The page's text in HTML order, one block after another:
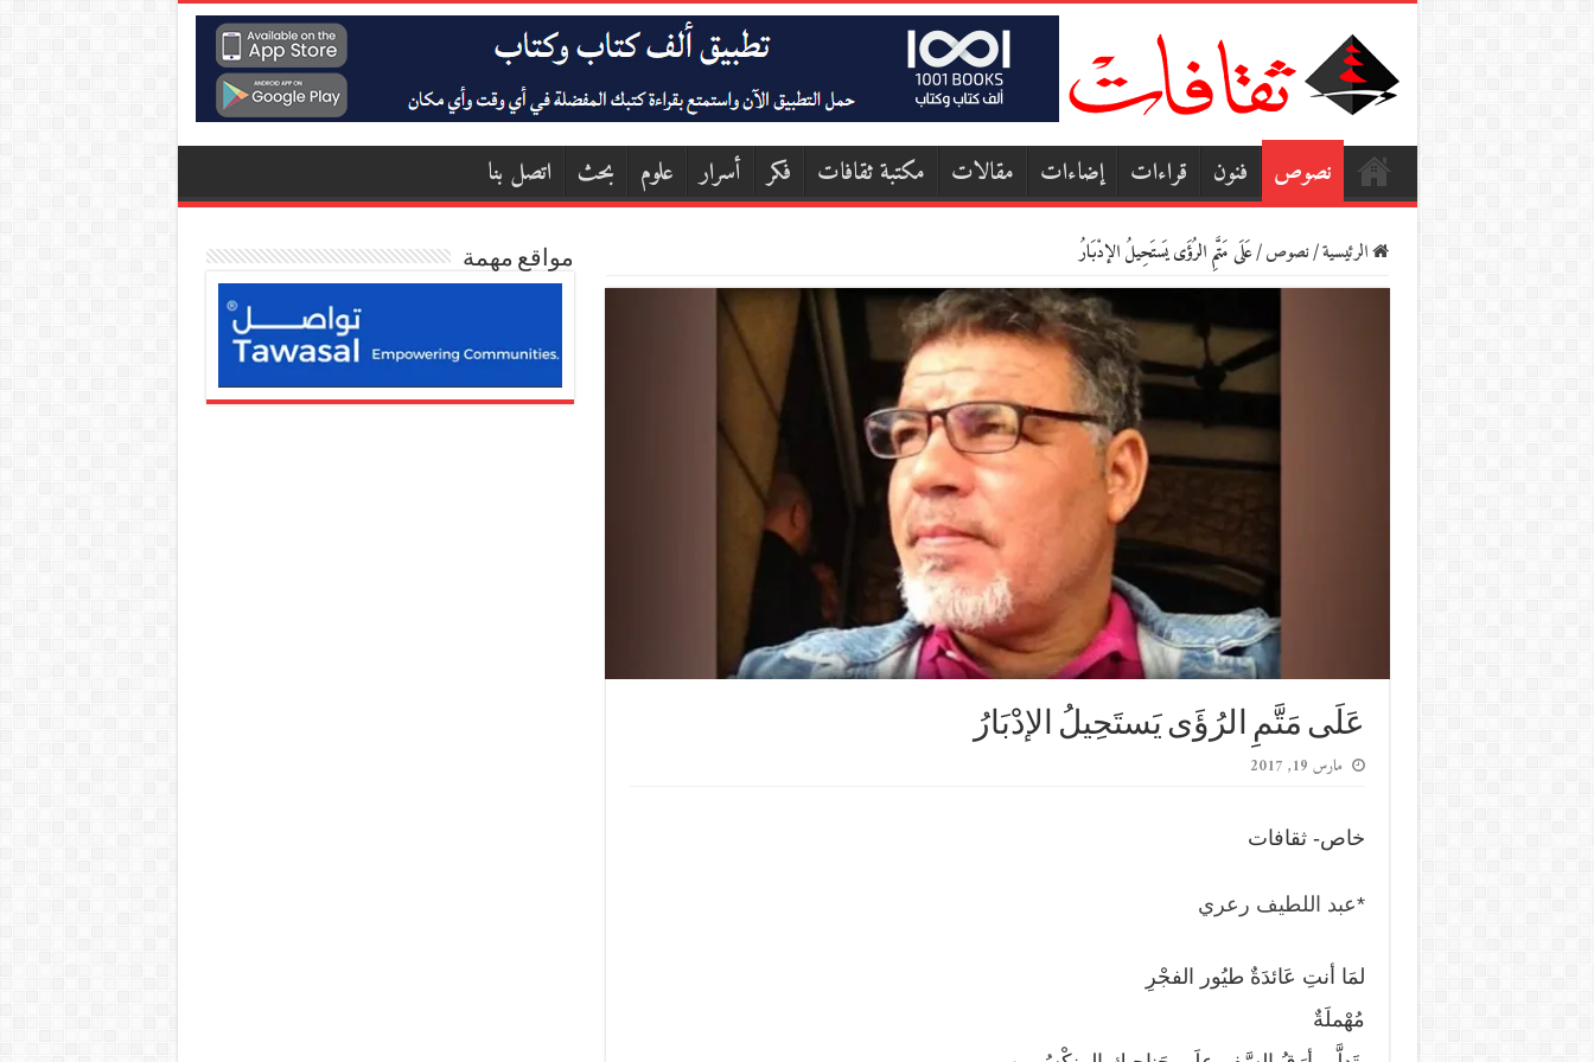
نصوص فنون قراءات إضاءات مقالات مكتبة ثقافات فكر أسرار علوم بحث اتصل بنا
الرئيسية/نصوص/عَلَى مَتَّمِ الرُؤَى يَستَحِيلُ الإدْبَارُ
عَلَى مَتَّمِ الرُؤَى يَستَحِيلُ الإدْبَارُ
مارس 19, 2017
خاص- ثقافات
*عبد اللطيف رعري
لمَا أنتِ عَائدَةٌ طيُور الفجْرِ
مُهْملَةٌ
مواقع مهمة